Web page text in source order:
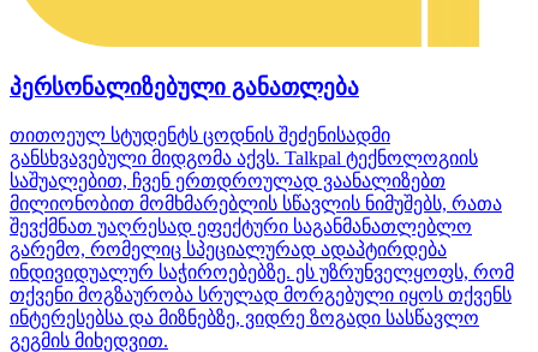
პერსონალიზებული განათლება
თითოეულ სტუდენტს ცოდნის შეძენისადმი
განსხვავებული მიდგომა აქვს. Talkpal ტექნოლოგიის
საშუალებით, ჩვენ ერთდროულად ვაანალიზებთ
მილიონობით მომხმარებლის სწავლის ნიმუშებს, რათა
შევქმნათ უაღრესად ეფექტური საგანმანათლებლო
გარემო, რომელიც სპეციალურად ადაპტირდება
ინდივიდუალურ საჭიროებებზე. ეს უზრუნველყოფს, რომ
თქვენი მოგზაურობა სრულად მორგებული იყოს თქვენს
ინტერესებსა და მიზნებზე, ვიდრე ზოგადი სასწავლო
გეგმის მიხედვით.